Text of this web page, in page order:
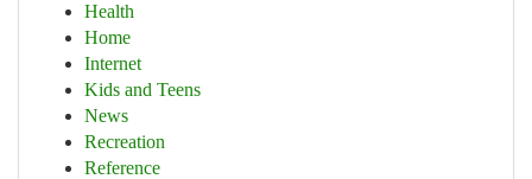
Health
Home
Internet
Kids and Teens
News
Recreation
Reference